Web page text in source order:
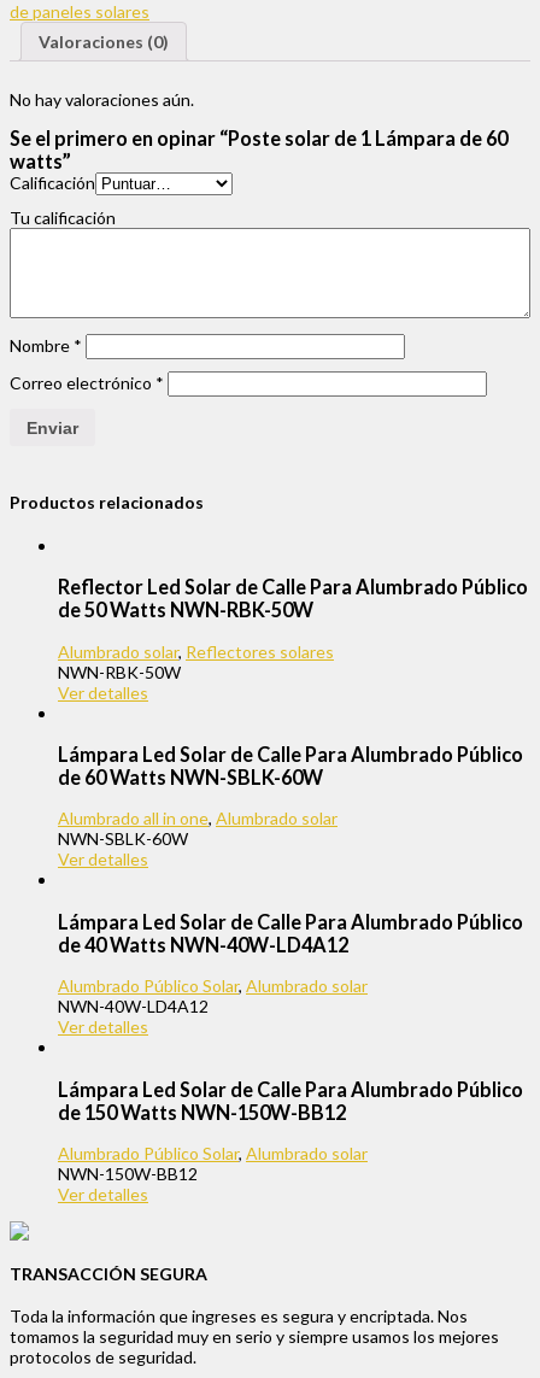
de paneles solares
Valoraciones (0)
No hay valoraciones aún.
Se el primero en opinar “Poste solar de 1 Lámpara de 60
watts”
Calificación
Tu calificación
Nombre *
Correo electrónico *
Productos relacionados
Reflector Led Solar de Calle Para Alumbrado Público
de 50 Watts NWN-RBK-50W
Alumbrado solar, Reflectores solares
NWN-RBK-50W
Ver detalles
Lámpara Led Solar de Calle Para Alumbrado Público
de 60 Watts NWN-SBLK-60W
Alumbrado all in one, Alumbrado solar
NWN-SBLK-60W
Ver detalles
Lámpara Led Solar de Calle Para Alumbrado Público
de 40 Watts NWN-40W-LD4A12
Alumbrado Público Solar, Alumbrado solar
NWN-40W-LD4A12
Ver detalles
Lámpara Led Solar de Calle Para Alumbrado Público
de 150 Watts NWN-150W-BB12
Alumbrado Público Solar, Alumbrado solar
NWN-150W-BB12
Ver detalles
TRANSACCIÓN SEGURA
Toda la información que ingreses es segura y encriptada. Nos
tomamos la seguridad muy en serio y siempre usamos los mejores
protocolos de seguridad.